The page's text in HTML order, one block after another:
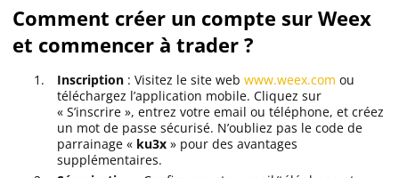
Comment créer un compte sur Weex
et commencer à trader ?
Inscription : Visitez le site web www.weex.com ou
téléchargez l’application mobile. Cliquez sur
« S’inscrire », entrez votre email ou téléphone, et créez
un mot de passe sécurisé. N’oubliez pas le code de
parrainage « ku3x » pour des avantages
supplémentaires.